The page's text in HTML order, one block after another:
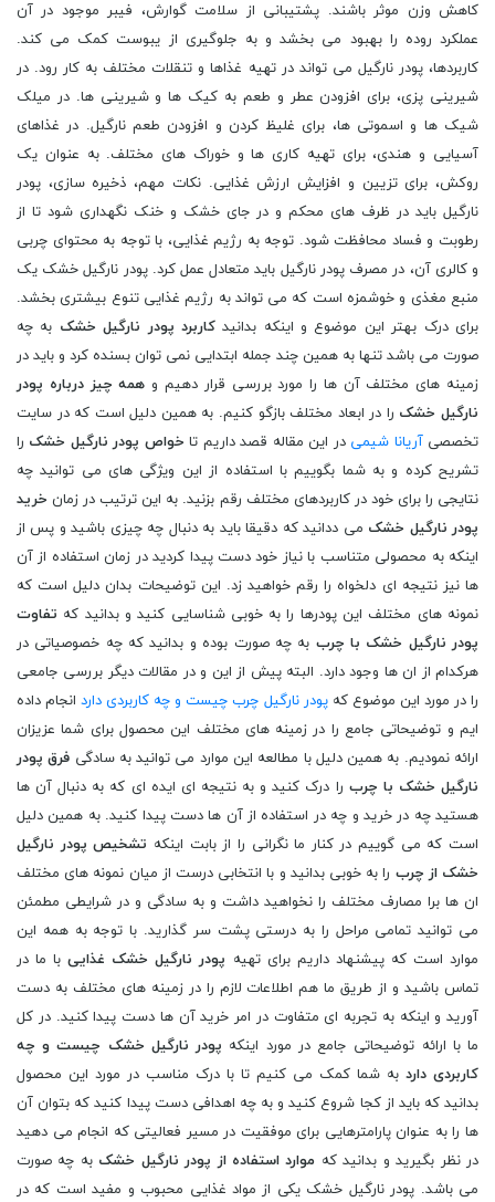
کاهش وزن موثر باشند. پشتیبانی از سلامت گوارش، فیبر موجود در آن
عملکرد روده را بهبود می بخشد و به جلوگیری از یبوست کمک می کند.
کاربردها، پودر نارگیل می تواند در تهیه غذاها و تنقلات مختلف به کار رود. در
شیرینی پزی، برای افزودن عطر و طعم به کیک ها و شیرینی ها. در میلک
شیک ها و اسموتی ها، برای غلیظ کردن و افزودن طعم نارگیل. در غذاهای
آسیایی و هندی، برای تهیه کاری ها و خوراک های مختلف. به عنوان یک
روکش، برای تزیین و افزایش ارزش غذایی. نکات مهم، ذخیره سازی، پودر
نارگیل باید در ظرف های محکم و در جای خشک و خنک نگهداری شود تا از
رطوبت و فساد محافظت شود. توجه به رژیم غذایی، با توجه به محتوای چربی
و کالری آن، در مصرف پودر نارگیل باید متعادل عمل کرد. پودر نارگیل خشک یک
منبع مغذی و خوشمزه است که می تواند به رژیم غذایی تنوع بیشتری بخشد.
برای درک بهتر این موضوع و اینکه بدانیدکاربرد پودر نارگیل خشک به چه
صورت می باشد تنها به همین چند جمله ابتدایی نمی توان بسنده کرد و باید در
زمینه های مختلف آن ها را مورد بررسی قرار دهیم و همه چیز درباره پودر
نارگیل خشک را در ابعاد مختلف بازگو کنیم. به همین دلیل است که در سایت
تخصصی آریانا شیمیدر این مقاله قصد داریم تا خواص پودر نارگیل خشک را
تشریح کرده و به شما بگوییم با استفاده از این ویژگی های می توانید چه
نتایجی را برای خود در کاربردهای مختلف رقم بزنید. به این ترتیب در زمان خرید
پودر نارگیل خشک می ددانید که دقیقا باید به دنبال چه چیزی باشید و پس از
اینکه به محصولی متناسب با نیاز خود دست پیدا کردید در زمان استفاده از آن
ها نیز نتیجه ای دلخواه را رقم خواهید زد. این توضیحات بدان دلیل است که
نمونه های مختلف این پودرها را به خوبی شناسایی کنید و بدانید که تفاوت
پودر نارگیل خشک با چرب به چه صورت بوده و بدانید که چه خصوصیاتی در
هرکدام از ان ها وجود دارد. البته پیش از این و در مقالات دیگر بررسی جامعی
را در مورد این موضوع که پودر نارگیل چرب چیست و چه کاربردی داردانجام داده
ایم و توضیحاتی جامع را در زمینه های مختلف این محصول برای شما عزیزان
ارائه نمودیم. به همین دلیل با مطالعه این موارد می توانید به سادگی فرق پودر
نارگیل خشک با چرب را درک کنید و به نتیجه ای ایده ای که به دنبال آن ها
هستید چه در خرید و چه در استفاده از آن ها دست پیدا کنید. به همین دلیل
است که می گوییم در کنار ما نگرانی را از بابت اینکه تشخیص پودر نارگیل
خشک از چرب را به خوبی بدانید و با انتخابی درست از میان نمونه های مختلف
ان ها برا مصارف مختلف را نخواهید داشت و به سادگی و در شرایطی مطمئن
می توانید تمامی مراحل را به درستی پشت سر گذارید. با توجه به همه این
موارد است که پیشنهاد داریم برای تهیه پودر نارگیل خشک غذاییبا ما در
تماس باشید و از طریق ما هم اطلاعات لازم را در زمینه های مختلف به دست
آورید و اینکه به تجربه ای متفاوت در امر خرید آن ها دست پیدا کنید. در کل
ما با ارائه توضیحاتی جامع در مورد اینکه پودر نارگیل خشک چیست و چه
کاربردی دارد به شما کمک می کنیم تا با درک مناسب در مورد این محصول
بدانید که باید از کجا شروع کنید و به چه اهدافی دست پیدا کنید که بتوان آن
ها را به عنوان پارامترهایی برای موفقیت در مسیر فعالیتی که انجام می دهید
در نظر بگیرید و بدانید که موارد استفاده از پودر نارگیل خشکبه چه صورت
می باشد. پودر نارگیل خشک یکی از مواد غذایی محبوب و مفید است که در